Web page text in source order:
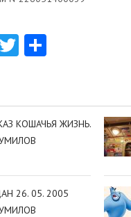
Twitter
КОШАЧЬЯ ЖИЗНЬ.
26. 05. 2005